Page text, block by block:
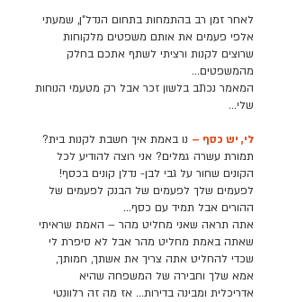
לאחר זמן רב בהתמחות בתחום הנדל"ן, שמעתי
אלפי פעמים את אותם משפטים מלקוחות
שרוצים לקנות ורציתי לשתף אתכם בחלק
מהמשפטים…
המאמר נכתב בלשון זכר אבל רק מטעמי הנוחות
שלי…
לי, יש כסף – נו באמת איך חשבת לקנות בית?
תמורת עשרה גמלים? אני רוצה להודיע לכל
הקונים שחור על גבי לבן- נדלן קונים בכסף!
לפעמים שלך לפעמים של הבנק לפעמים של
ההורים אבל תמיד עם כסף...
אתה תראה שאני מחליט מהר – האמת שראיתי
שאתה באמת מחליט מהר אבל לא סיפרת לי
שכדי להחליט אתה צריך את אשתך, חמותך,
אמא שלך וחבירה של המשפחה שהיא
אדריכלית ומבינה בדירות… אז מה זה רלוונטי